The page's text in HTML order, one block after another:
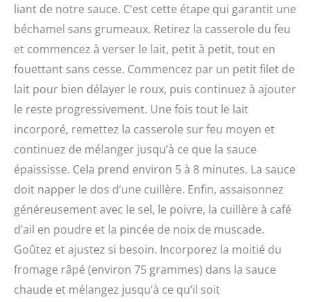
liant de notre sauce. C’est cette étape qui garantit une
béchamel sans grumeaux. Retirez la casserole du feu
et commencez à verser le lait, petit à petit, tout en
fouettant sans cesse. Commencez par un petit filet de
lait pour bien délayer le roux, puis continuez à ajouter
le reste progressivement. Une fois tout le lait
incorporé, remettez la casserole sur feu moyen et
continuez de mélanger jusqu’à ce que la sauce
épaississe. Cela prend environ 5 à 8 minutes. La sauce
doit napper le dos d’une cuillère. Enfin, assaisonnez
généreusement avec le sel, le poivre, la cuillère à café
d’ail en poudre et la pincée de noix de muscade.
Goûtez et ajustez si besoin. Incorporez la moitié du
fromage râpé (environ 75 grammes) dans la sauce
chaude et mélangez jusqu’à ce qu’il soit